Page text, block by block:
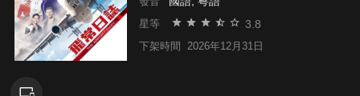
星等 3.8
下架時間 2026年12月31日